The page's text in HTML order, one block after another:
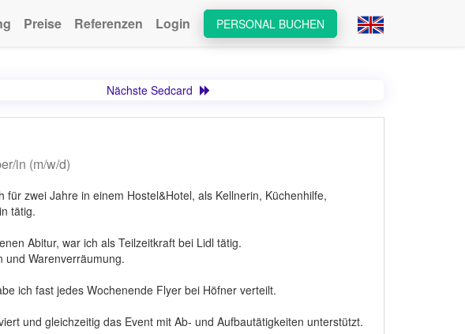
PERSONAL BUCHEN
Preise Referenzen Login
Nächste Sedcard
in (m/w/d)
zwei Jahre in einem Hostel&Hotel, als Kellnerin, Küchenhilfe,
tätig.
Abitur, war ich als Teilzeitkraft bei Lidl tätig.
und Warenverräumung.
ich fast jedes Wochenende Flyer bei Höfner verteilt.
und gleichzeitig das Event mit Ab- und Aufbautätigkeiten unterstützt.